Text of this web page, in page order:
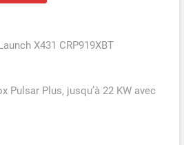
X431 CRP919XBT
Pulsar Plus, jusqu’à 22 KW avec